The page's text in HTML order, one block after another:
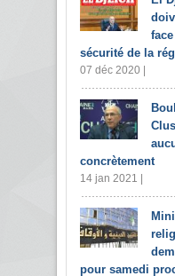
sécurité de la
07 déc 2020 |
concrètement
14 jan 2021 |
pour samedi